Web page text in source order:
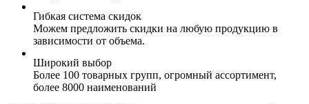
Гибкая система скидок
Можем предложить скидки на любую продукцию в
зависимости от объема.
Широкий выбор
Более 100 товарных групп, огромный ассортимент,
более 8000 наименований